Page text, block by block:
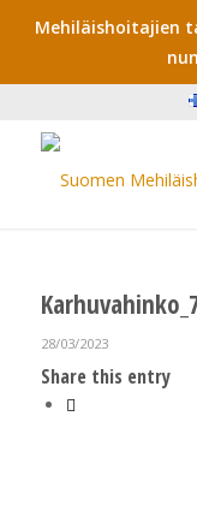
Mehiläishoitajien
28/03/2023
Share this entry